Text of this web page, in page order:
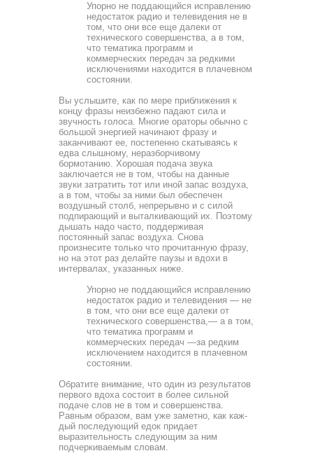
Упорно не поддающийся исправлению
недостаток радио и телевидения не в
том, что они все еще далеки от
технического совершенства, а в том,
что тематика программ и
коммерческих передач за редкими
исключе­ниями находится в плачевном
состоянии.
Вы услышите, как по мере приближения к
концу фразы неизбежно падают сила и
звучность голоса. Многие ораторы обычно с
большой энергией начинают фразу и
заканчивают ее, постепенно скатываясь к
едва слышному, неразборчиво­му
бормотанию. Хорошая подача звука
заключается не в том, чтобы на данные
звуки затратить тот или иной запас воздуха,
а в том, чтобы за ними был обеспечен
воздушный столб, непрерывно и с силой
подпирающий и выталкиваю­щий их. Поэтому
дышать надо часто, поддерживая
постоянный запас воздуха. Снова
произнесите только что прочитан­ную фразу,
но на этот раз делайте паузы и вдохи в
интерва­лах, указанных ниже.
Упорно не поддающийся исправлению
недостаток радио и телевидения — не
в том, что они все еще дале­ки от
технического совершенства,— а в том,
что тема­тика программ и
коммерческих передач —за редким
исключением находится в плачевном
состоянии.
Обратите внимание, что один из результатов
первого вдо­ха состоит в более сильной
подаче слов не в том и совер­шенства.
Равным образом, вам уже заметно, как каж­
дый последующий едок придает
выразительность следу­ющим за ним
подчеркиваемым словам.